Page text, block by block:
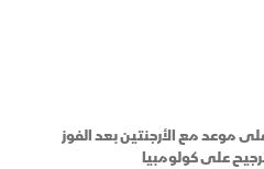
موعد مع الأرجنتين بعد الفوز
على كولومبيا